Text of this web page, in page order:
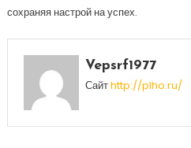
сохраняя настрой на успех.
Vepsrf1977
Сайтhttp://plho.ru/